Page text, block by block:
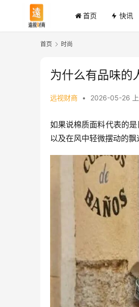
首页 快讯
首页 时尚
为什么有品味的
远视财商 • 2026-05-26
如果说棉质面料代表的
以及在风中轻微摆动的